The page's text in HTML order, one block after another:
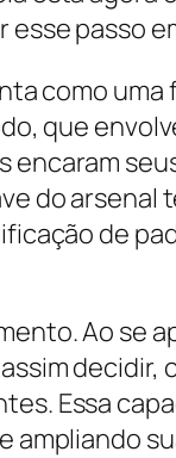
passo
como
que
do arsenal
de
Ao se
Essa
ampliando